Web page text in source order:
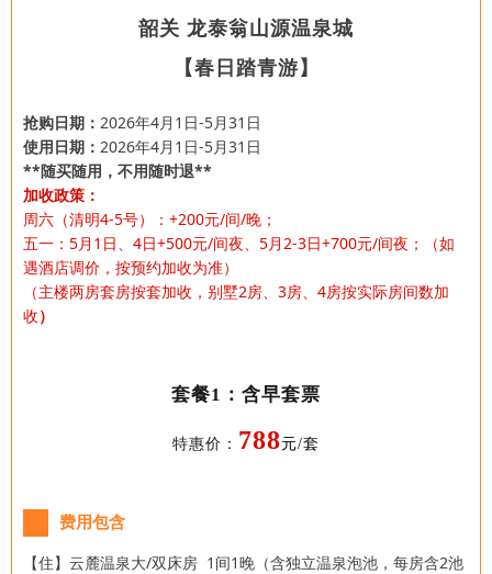
韶关 龙泰翁山源温泉城
【春日踏青游】
抢购日期： 2026年4月1日-5月31日
使用日期： 2026年4月1日-5月31日
**随买随用，不用随时退**
加收政策：
周六（清明4-5号）：+200元/间/晚；
五一：5月1日、4日+500元/间夜、5月2-3日+700元/间夜；（如
遇酒店调价，按预约加收为准）
（主楼两房套房按套加收，别墅2房、3房、4房按实际房间数加
收）
套餐1：含早套票
特惠价： 788元/套
费用包含
【住】 云麓温泉大/双床房 1间1晚（含独立温泉泡池，每房含2池